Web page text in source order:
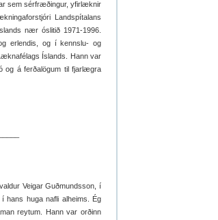
sem sérfræðingur, yfirlæknir
Landspítalans
nær óslitið 1971-1996.
erlendis, og í kennslu- og
Íslands. Hann var
og á ferðalögum til fjarlægra
Veigar Guðmundsson, í
hans huga nafli alheims. Ég
reytum. Hann var orðinn